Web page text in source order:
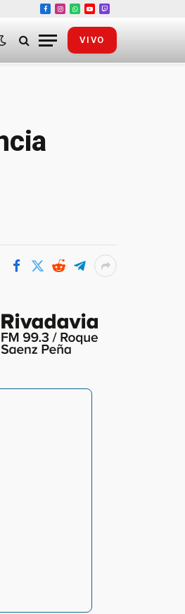
Facebook
Instagram
WhatsApp
YouTube
Twitch
VIVO